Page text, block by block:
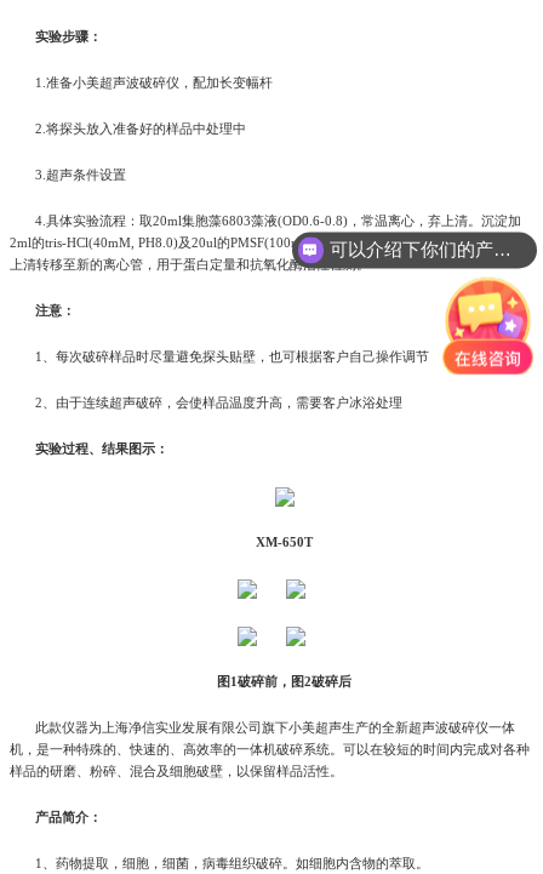
实验步骤：
1.准备小美超声波破碎仪，配加长变幅杆
2.将探头放入准备好的样品中处理中
3.超声条件设置
4.具体实验流程：取20ml集胞藻6803藻液(OD0.6-0.8)，常温离心，弃上清。沉淀加
2ml的tris-HCl(40mM, PH8.0)及20ul的PMSF(100mM)，超声处理。超声后，4度离心，取
上清转移至新的离心管，用于蛋白定量和抗氧化酶活性检测。
注意：
1、每次破碎样品时尽量避免探头贴壁，也可根据客户自己操作调节
2、由于连续超声破碎，会使样品温度升高，需要客户冰浴处理
实验过程、结果图示：
XM-650T
图1破碎前，图2破碎后
此款仪器为上海净信实业发展有限公司旗下小美超声生产的全新超声波破碎仪一体
机，是一种特殊的、快速的、高效率的一体机破碎系统。可以在较短的时间内完成对各种
样品的研磨、粉碎、混合及细胞破壁，以保留样品活性。
产品简介：
1、药物提取，细胞，细菌，病毒组织破碎。如细胞内含物的萃取。
可以介绍下你们的产品么?